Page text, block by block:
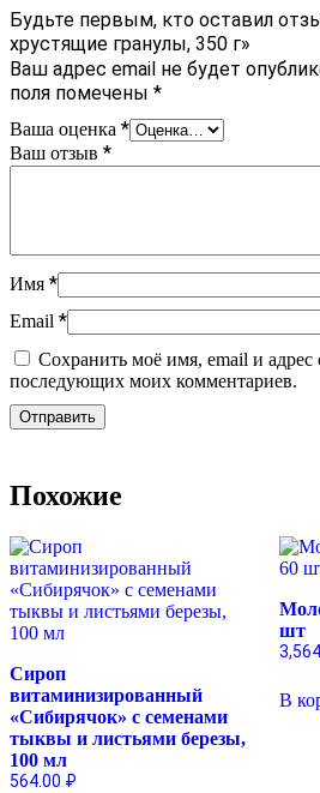
Будьте первым, кто оставил
хрустящие гранулы, 350 г»
Ваш адрес email не будет
поля помечены *
Ваша оценка *
Ваш отзыв *
Имя *
Email *
Сохранить моё имя, email и адрес
последующих моих комментариев.
Похожие
Сироп
витаминизированный
«Сибирячок» с семенами
тыквы и листьями березы,
100 мл
564.00 ₽
шт
В